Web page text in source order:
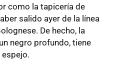
como la tapicería de
salido ayer de la línea
De hecho, la
negro profundo, tiene